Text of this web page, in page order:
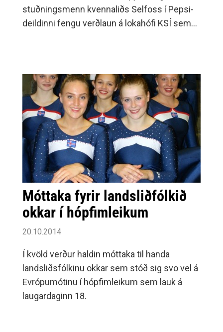
stuðningsmenn kvennaliðs Selfoss í Pepsi-
deildinni fengu verðlaun á lokahófi KSÍ sem
Móttaka fyrir landsliðfólkið
okkar í hópfimleikum
20.10.2014
Í kvöld verður haldin móttaka til handa
landsliðsfólkinu okkar sem stóð sig svo vel á
Evrópumótinu í hópfimleikum sem lauk á
laugardaginn 18.